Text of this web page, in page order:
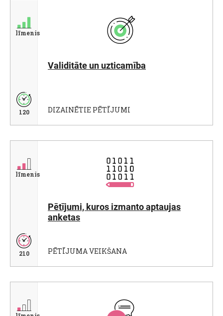
līmenis
120
Validitāte un uzticamība
DIZAINĒTIE PĒTĪJUMI
līmenis
210
Pētījumi, kuros izmanto aptaujas
anketas
PĒTĪJUMA VEIKŠANA